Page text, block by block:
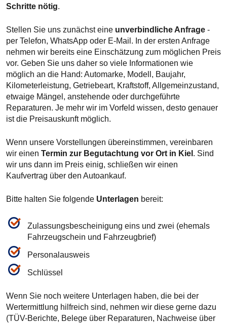
Schritte nötig.
Stellen Sie uns zunächst eine unverbindliche Anfrage -
per Telefon, WhatsApp oder E-Mail. In der ersten Anfrage
nehmen wir bereits eine Einschätzung zum möglichen Preis
vor. Geben Sie uns daher so viele Informationen wie
möglich an die Hand: Automarke, Modell, Baujahr,
Kilometerleistung, Getriebeart, Kraftstoff, Allgemeinzustand,
etwaige Mängel, anstehende oder durchgeführte
Reparaturen. Je mehr wir im Vorfeld wissen, desto genauer
ist die Preisauskunft möglich.
Wenn unsere Vorstellungen übereinstimmen, vereinbaren
wir einen Termin zur Begutachtung vor Ort in Kiel . Sind
wir uns dann im Preis einig, schließen wir einen
Kaufvertrag über den Autoankauf.
Bitte halten Sie folgende Unterlagen bereit:
Zulassungsbescheinigung eins und zwei (ehemals
Fahrzeugschein und Fahrzeugbrief)
Personalausweis
Schlüssel
Wenn Sie noch weitere Unterlagen haben, die bei der
Wertermittlung hilfreich sind, nehmen wir diese gerne dazu
(TÜV-Berichte, Belege über Reparaturen, Nachweise über